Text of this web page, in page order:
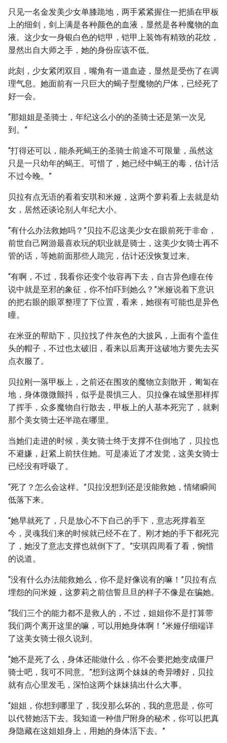
只见一名金发美少女单膝跪地，两手紧紧握住一把插在甲板
上的细剑，剑上满是各种颜色的血液，显然是各种魔物的血
液。这少女一身银白色的铠甲，铠甲上装饰有精致的花纹，
显然出自大师之手，她的身份应该不低。
此刻，少女紧闭双目，嘴角有一道血迹，显然是受伤了在调
理气息。她面前有一只巨大的蝎子型魔物的尸体，已经死了
好一会。
“那姐姐是圣骑士，年纪这么小的的圣骑士还是第一次见
到。”
“打得还可以，能杀死蝎王的圣骑士前途不可限量，虽然这
只是一只幼年的蝎王。可惜了，她已经中蝎王的毒，估计活
不过今晚。”
贝拉有点无语的看着安琪和米娅，这两个萝莉看上去就是幼
女，居然还谈论别人年纪大小。
“有什么办法救她吗？”贝拉不忍这美少女在眼前死于非命，
前世自己网游最喜欢玩的职业就是骑士，这美少女骑士再不
管的话，等她前面那些人跪完，估计还没恢复过来。
“有啊，不过，我看你还变个妆容再下去，自古异色瞳在传
说中就是至邪的象征，你不怕吓到她么？”米娅说着下意识
的把右眼的眼罩整理了下位置，看来，她很有可能也是异色
瞳。
在米亚的帮助下，贝拉找了件灰色的大披风，上面有个盖住
头的帽子，不过也太破旧，看来以后离开这破地方要先去买
点衣服了。
贝拉刚一落甲板上，之前还在围攻的魔物立刻散开，匍匐在
地，身体微微颤抖，似乎是畏惧三人。贝拉像在城堡那样挥
了挥手，众多魔物自行散去，甲板上的人基本死完了，就剩
那个美女骑士还半跪在哪里。
当她们走进的时候，美女骑士终于支撑不住倒地了，贝拉也
不避嫌，赶紧上前扶住她。可是凑近了才发觉，这美女骑士
已经没有呼吸了。
“死了？怎么会这样。”贝拉没想到还是没能救她，情绪瞬间
低落下来。
“她早就死了，只是放心不下自己的手下，意志死撑着至
今，灵魂我们来的时候就已经不在了。刚才她的手下都死完
了，她没了意志支撑也就倒下了。”安琪四周看了看，惋惜
的说道。
“没有什么办法能救她么，你不是好像说有的嘛！”贝拉有点
埋怨的问米娅，这萝莉之前信誓旦旦的样子不像是在骗她。
“我们三个的能力都不是救人的，不过，姐姐你不是打算带
我们两个离开这里的嘛，可以用她身体啊！”米娅仔细端详
了这美女骑士很久说到。
“她不是死了么，身体还能做什么，你不会要把她变成僵尸
骑士吧，我可不同意。”想到这两个妹妹的奇异嗜好，贝拉
就有点心里发毛，深怕这两个妹妹搞出什么大事。
“姐姐，你想到哪里了，我没那么坏的，我的意思是，你可
以代替她活下去。我知道一种借尸附身的秘术，你可以把真
身隐藏在这姐姐身上，用她的身体活下去。”